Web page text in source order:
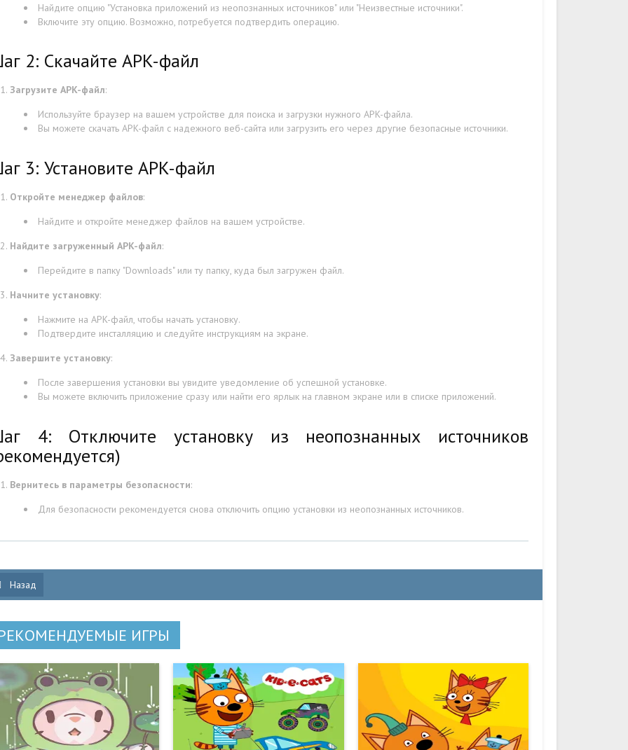
Найдите опцию "Установка приложений из неопознанных источников" или "Неизвестные источники".
Включите эту опцию. Возможно, потребуется подтвердить операцию.
2: Скачайте APK-файл
Загрузите APK-файл:
Используйте браузер на вашем устройстве для поиска и загрузки нужного APK-файла.
Вы можете скачать APK-файл с надежного веб-сайта или загрузить его через другие безопасные источники.
3: Установите APK-файл
Откройте менеджер файлов:
Найдите и откройте менеджер файлов на вашем устройстве.
Найдите загруженный APK-файл:
Перейдите в папку "Downloads" или ту папку, куда был загружен файл.
Начните установку:
Нажмите на APK-файл, чтобы начать установку.
Подтвердите инсталляцию и следуйте инструкциям на экране.
Завершите установку:
После завершения установки вы увидите уведомление об успешной установке.
Вы можете включить приложение сразу или найти его ярлык на главном экране или в списке приложений.
4: Отключите установку из неопознанных источников
Вернитесь в параметры безопасности:
Для безопасности рекомендуется снова отключить опцию установки из неопознанных источников.
Назад
ИГРЫ